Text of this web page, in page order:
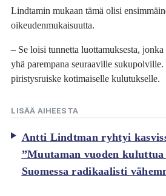
Lindtamin mukaan tämä olisi
oikeudenmukaisuutta.
– Se loisi tunnetta luottamuksesta,
yhä parempana seuraaville
piristysruiske kotimaiselle kulutukselle.
LISÄÄ AIHEESTA
Antti Lindtman ryhtyi
”Muutaman vuoden kuluttua
Suomessa radikaalisti